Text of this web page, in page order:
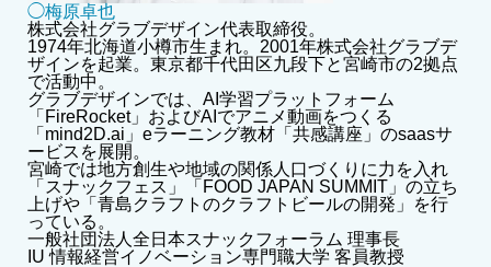
◯梅原卓也
株式会社グラブデザイン代表取締役。
1974年北海道小樽市生まれ。2001年株式会社グラブデ
ザインを起業。東京都千代田区九段下と宮崎市の2拠点
で活動中。
グラブデザインでは、AI学習プラットフォーム
「FireRocket」およびAIでアニメ動画をつくる
「mind2D.ai」eラーニング教材「共感講座」のsaasサ
ービスを展開。
宮崎では地方創生や地域の関係人口づくりに力を入れ
「スナックフェス」「FOOD JAPAN SUMMIT」の立ち
上げや「青島クラフトのクラフトビールの開発」を行
っている。
一般社団法人全日本スナックフォーラム 理事長
IU 情報経営イノベーション専門職大学 客員教授